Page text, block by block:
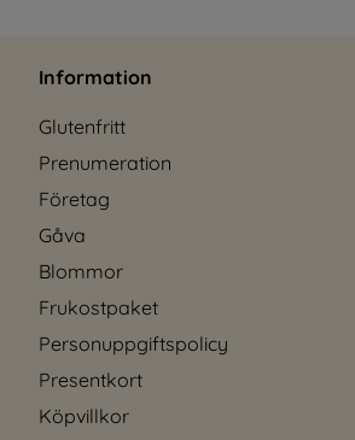
Information
Glutenfritt
Prenumeration
Företag
Gåva
Blommor
Frukostpaket
Personuppgiftspolicy
Presentkort
Köpvillkor